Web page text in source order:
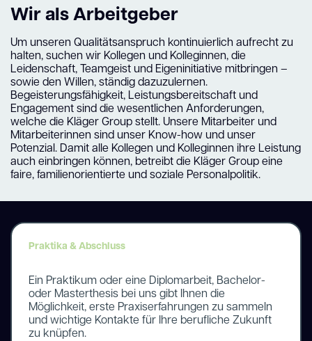
Wir als Arbeitgeber
Um unseren Qualitätsanspruch kontinuierlich aufrecht zu
halten, suchen wir Kollegen und Kolleginnen, die
Leidenschaft, Teamgeist und Eigeninitiative mitbringen –
sowie den Willen, ständig dazuzulernen.
Begeisterungsfähigkeit, Leistungsbereitschaft und
Engagement sind die wesentlichen Anforderungen,
welche die Kläger Group stellt. Unsere Mitarbeiter und
Mitarbeiterinnen sind unser Know-how und unser
Potenzial. Damit alle Kollegen und Kolleginnen ihre Leistung
auch einbringen können, betreibt die Kläger Group eine
faire, familienorientierte und soziale Personalpolitik.
Praktika & Abschluss
Ein Praktikum oder eine Diplomarbeit, Bachelor-
oder Masterthesis bei uns gibt Ihnen die
Möglichkeit, erste Praxiserfahrungen zu sammeln
und wichtige Kontakte für Ihre berufliche Zukunft
zu knüpfen.